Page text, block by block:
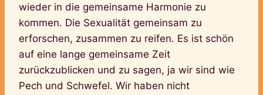
wieder in die gemeinsame Harmonie zu
kommen. Die Sexualität gemeinsam zu
erforschen, zusammen zu reifen. Es ist schön
auf eine lange gemeinsame Zeit
zurückzublicken und zu sagen, ja wir sind wie
Pech und Schwefel. Wir haben nicht